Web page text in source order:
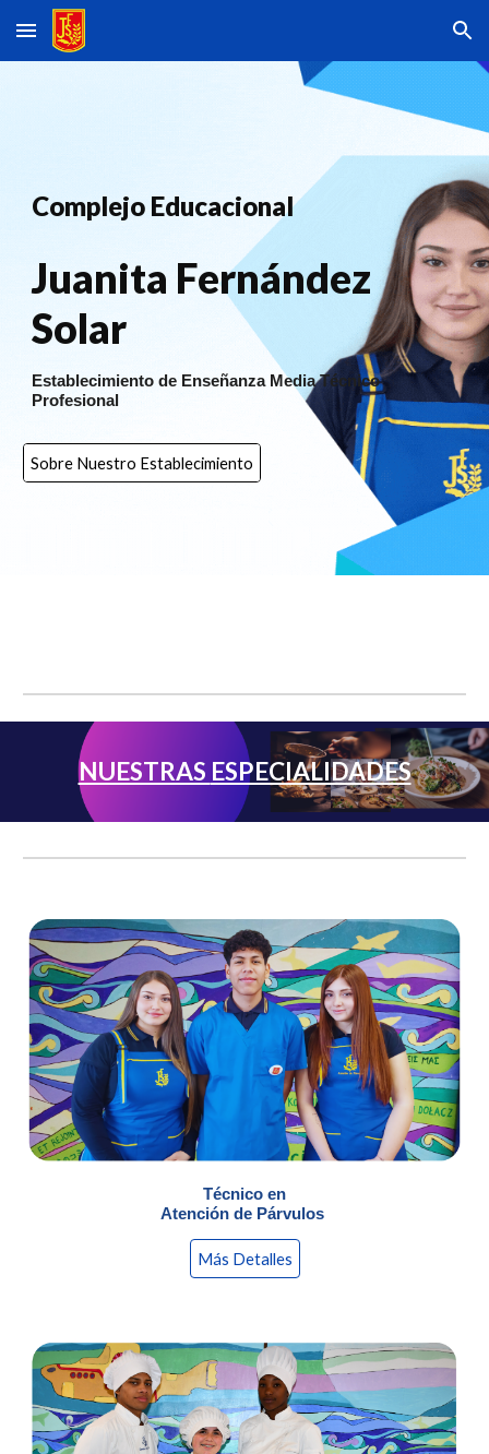
Skip to main content Skip to navigation
Complejo Educacional
Juanita Fernández
Solar
Establecimiento de Enseñanza Media Técnico
Profesional
Sobre Nuestro Establecimiento
NUESTRAS ESPECIALIDADES
Técnico en
Atención de Párvulos
Más Detalles